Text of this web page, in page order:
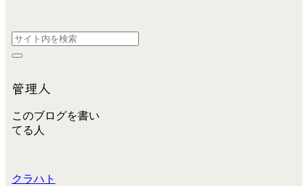
管理人
このブログを書い
てる人
クラハト